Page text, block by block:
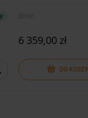
6 359,00 zł
DO